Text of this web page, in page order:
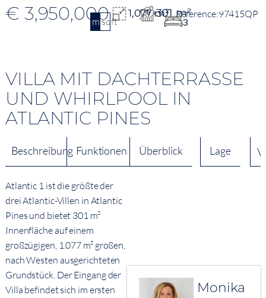
€ 3,950,000
m2sqft
1,077 m²301 m²
3
97415QP
VILLA MIT DACHTERRASSE
UND WHIRLPOOL IN
ATLANTIC PINES
Beschreibung Funktionen Überblick Lage
Atlantic 1 ist die größte der
drei Atlantic-Villen in Atlantic
Pines und bietet 301 m²
Innenfläche auf einem
großzügigen, 1.077 m² großen,
nach Westen ausgerichteten
Grundstück. Der Eingang der
Villa befindet sich im ersten
Monika